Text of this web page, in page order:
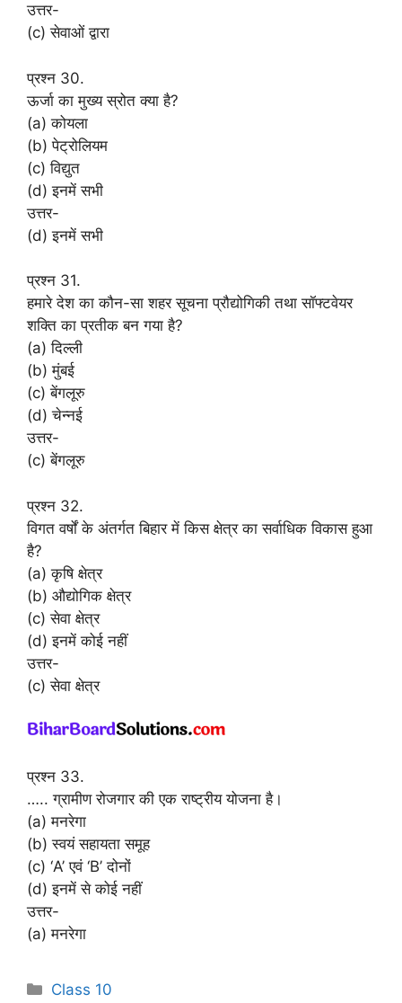
उत्तर-
(c) सेवाओं द्वारा
प्रश्न 30.
ऊर्जा का मुख्य स्रोत क्या है?
(a) कोयला
(b) पेट्रोलियम
(c) विद्युत
(d) इनमें सभी
उत्तर-
(d) इनमें सभी
प्रश्न 31.
हमारे देश का कौन-सा शहर सूचना प्रौद्योगिकी तथा सॉफ्टवेयर
शक्ति का प्रतीक बन गया है?
(a) दिल्ली
(b) मुंबई
(c) बेंगलूरु
(d) चेन्नई
उत्तर-
(c) बेंगलूरु
प्रश्न 32.
विगत वर्षों के अंतर्गत बिहार में किस क्षेत्र का सर्वाधिक विकास हुआ
है?
(a) कृषि क्षेत्र
(b) औद्योगिक क्षेत्र
(c) सेवा क्षेत्र
(d) इनमें कोई नहीं
उत्तर-
(c) सेवा क्षेत्र
प्रश्न 33.
….. ग्रामीण रोजगार की एक राष्ट्रीय योजना है।
(a) मनरेगा
(b) स्वयं सहायता समूह
(c) ‘A’ एवं ‘B’ दोनों
(d) इनमें से कोई नहीं
उत्तर-
(a) मनरेगा
Categories
Class 10